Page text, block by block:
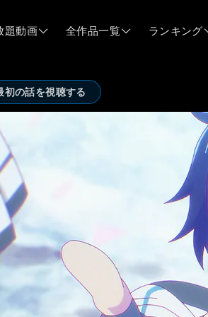
題動画 全作品一覧 ランキング
初の話を視聴する